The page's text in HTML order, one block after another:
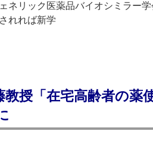
ネリック医薬品バイオシミラー
れれば新学
教授「在宅高齢者の薬